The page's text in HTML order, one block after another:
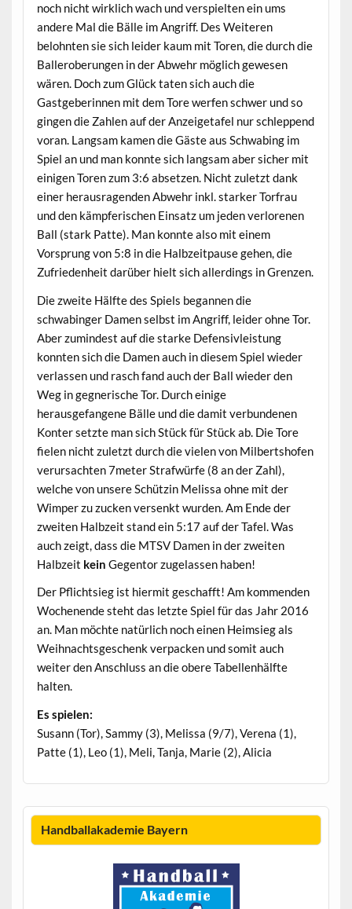
noch nicht wirklich wach und verspielten ein ums
andere Mal die Bälle im Angriff. Des Weiteren
belohnten sie sich leider kaum mit Toren, die durch die
Balleroberungen in der Abwehr möglich gewesen
wären. Doch zum Glück taten sich auch die
Gastgeberinnen mit dem Tore werfen schwer und so
gingen die Zahlen auf der Anzeigetafel nur schleppend
voran. Langsam kamen die Gäste aus Schwabing im
Spiel an und man konnte sich langsam aber sicher mit
einigen Toren zum 3:6 absetzen. Nicht zuletzt dank
einer herausragenden Abwehr inkl. starker Torfrau
und den kämpferischen Einsatz um jeden verlorenen
Ball (stark Patte). Man konnte also mit einem
Vorsprung von 5:8 in die Halbzeitpause gehen, die
Zufriedenheit darüber hielt sich allerdings in Grenzen.
Die zweite Hälfte des Spiels begannen die
schwabinger Damen selbst im Angriff, leider ohne Tor.
Aber zumindest auf die starke Defensivleistung
konnten sich die Damen auch in diesem Spiel wieder
verlassen und rasch fand auch der Ball wieder den
Weg in gegnerische Tor. Durch einige
herausgefangene Bälle und die damit verbundenen
Konter setzte man sich Stück für Stück ab. Die Tore
fielen nicht zuletzt durch die vielen von Milbertshofen
verursachten 7meter Strafwürfe (8 an der Zahl),
welche von unsere Schützin Melissa ohne mit der
Wimper zu zucken versenkt wurden. Am Ende der
zweiten Halbzeit stand ein 5:17 auf der Tafel. Was
auch zeigt, dass die MTSV Damen in der zweiten
Halbzeit kein Gegentor zugelassen haben!
Der Pflichtsieg ist hiermit geschafft! Am kommenden
Wochenende steht das letzte Spiel für das Jahr 2016
an. Man möchte natürlich noch einen Heimsieg als
Weihnachtsgeschenk verpacken und somit auch
weiter den Anschluss an die obere Tabellenhälfte
halten.
Es spielen:
Susann (Tor), Sammy (3), Melissa (9/7), Verena (1),
Patte (1), Leo (1), Meli, Tanja, Marie (2), Alicia
Handballakademie Bayern